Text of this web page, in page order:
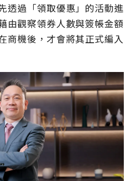
透過「領取優惠」的活動進
由觀察領券人數與簽帳金額
商機後，才會將其正式編入